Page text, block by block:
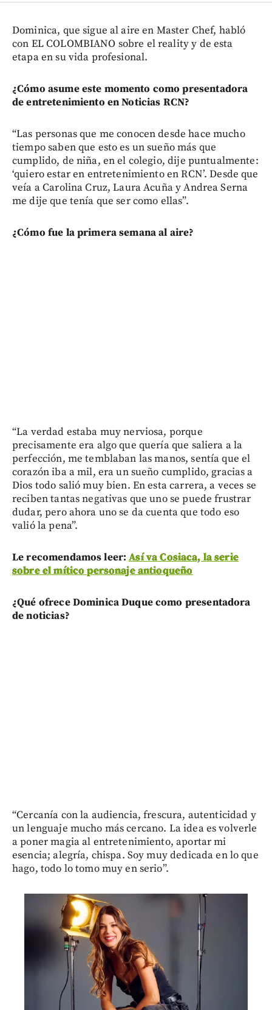
Dominica, que sigue al aire en Master Chef, habló
con EL COLOMBIANO sobre el reality y de esta
etapa en su vida profesional.
¿Cómo asume este momento como presentadora
de entretenimiento en Noticias RCN?
“Las personas que me conocen desde hace mucho
tiempo saben que esto es un sueño más que
cumplido, de niña, en el colegio, dije puntualmente:
‘quiero estar en entretenimiento en RCN’. Desde que
veía a Carolina Cruz, Laura Acuña y Andrea Serna
me dije que tenía que ser como ellas”.
¿Cómo fue la primera semana al aire?
“La verdad estaba muy nerviosa, porque
precisamente era algo que quería que saliera a la
perfección, me temblaban las manos, sentía que el
corazón iba a mil, era un sueño cumplido, gracias a
Dios todo salió muy bien. En esta carrera, a veces se
reciben tantas negativas que uno se puede frustrar
dudar, pero ahora uno se da cuenta que todo eso
valió la pena”.
Le recomendamos leer:Así va Cosiaca, la serie
sobre el mítico personaje antioqueño
¿Qué ofrece Dominica Duque como presentadora
de noticias?
“Cercanía con la audiencia, frescura, autenticidad y
un lenguaje mucho más cercano. La idea es volverle
a poner magia al entretenimiento, aportar mi
esencia; alegría, chispa. Soy muy dedicada en lo que
hago, todo lo tomo muy en serio”.